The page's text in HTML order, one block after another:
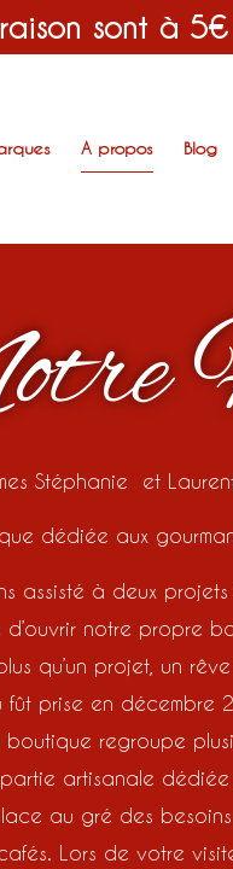
sont à 5€
A propos Blog
Stéphanie et
dédiée aux
assisté à deux
d’ouvrir notre propre
qu’un projet, un
prise en décembre
boutique regroupe
artisanale
au gré des
Lors de votre